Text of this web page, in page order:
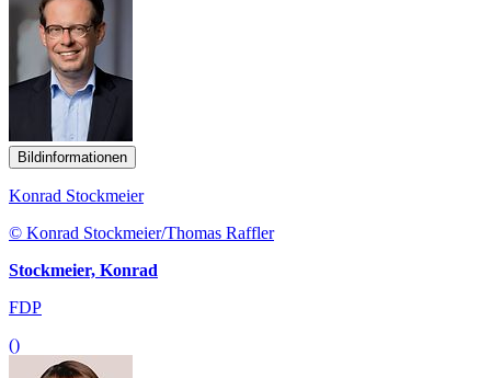
Bildinformationen
Konrad Stockmeier
© Konrad Stockmeier/Thomas Raffler
Stockmeier, Konrad
FDP
()